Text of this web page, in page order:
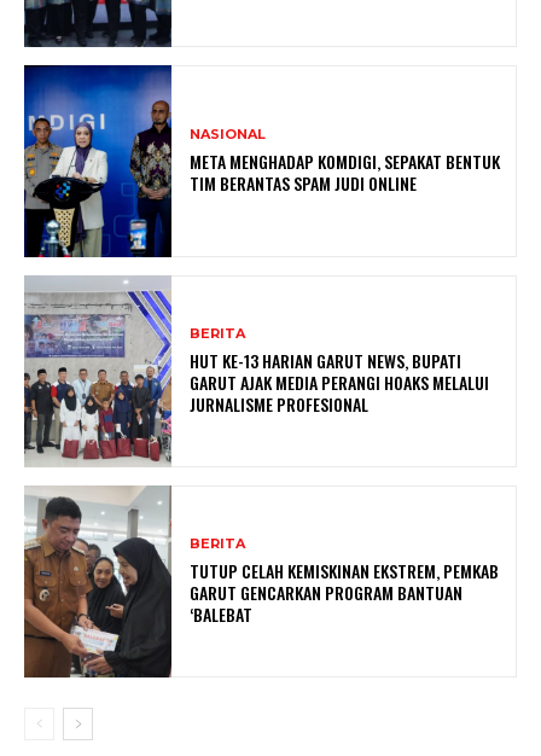
NASIONAL
META MENGHADAP KOMDIGI, SEPAKAT BENTUK
TIM BERANTAS SPAM JUDI ONLINE
BERITA
HUT KE-13 HARIAN GARUT NEWS, BUPATI
GARUT AJAK MEDIA PERANGI HOAKS MELALUI
JURNALISME PROFESIONAL
BERITA
TUTUP CELAH KEMISKINAN EKSTREM, PEMKAB
GARUT GENCARKAN PROGRAM BANTUAN
‘BALEBAT